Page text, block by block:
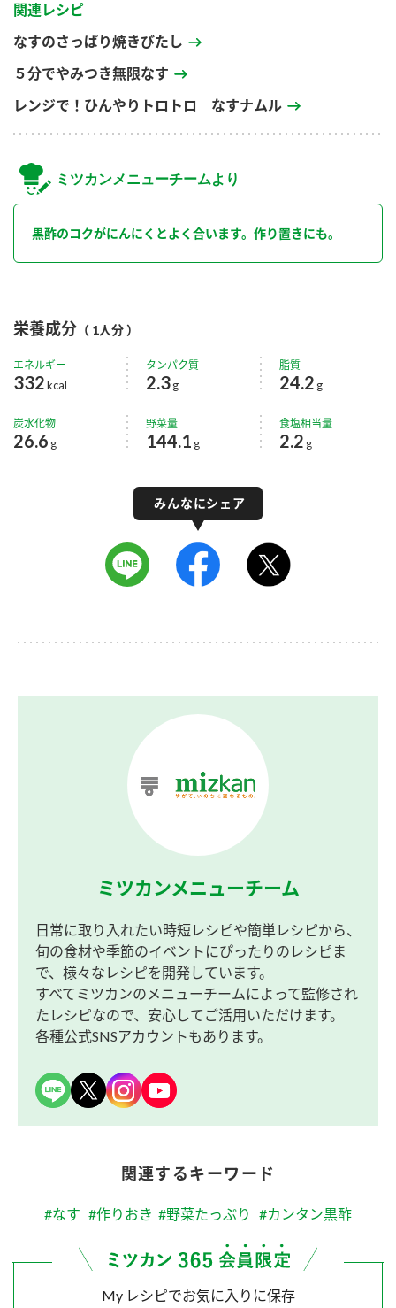
関連レシピ
なすのさっぱり焼きびたし
５分でやみつき無限なす
レンジで！ひんやりトロトロ なすナムル
ミツカンメニューチームより
黒酢のコクがにんにくとよく合います。作り置きにも。
栄養成分 （ 1人分 ）
エネルギー
332kcal
タンパク質
2.3g
脂質
24.2 g
炭水化物
26.6 g
野菜量
144.1 g
食塩相当量
2.2 g
ミツカンメニューチーム
日常に取り入れたい時短レシピや簡単レシピから、
旬の食材や季節のイベントにぴったりのレシピま
で、様々なレシピを開発しています。
すべてミツカンのメニューチームによって監修され
たレシピなので、安心してご活用いただけます。
各種公式SNSアカウントもあります。
関連するキーワード
#なす #作りおき #野菜たっぷり #カンタン黒酢
My レシピでお気に入りに保存